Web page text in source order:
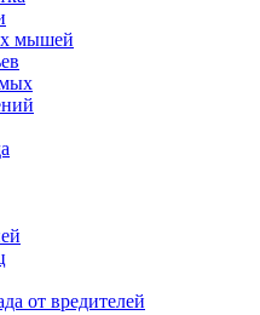
мышей
от вредителей